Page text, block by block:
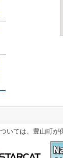
いては、豊山町が